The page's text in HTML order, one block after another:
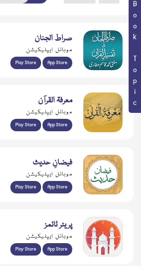
Book Topic صراط الجنان
موبائل ایپلیکیشن
Play Store App Store
معرفۃ القرآن
موبائل ایپلیکیشن
Play Store App Store
فیضانِ حدیث
موبائل ایپلیکیشن
Play Store App Store
پریئر ٹائمز
موبائل ایپلیکیشن
Play Store App Store